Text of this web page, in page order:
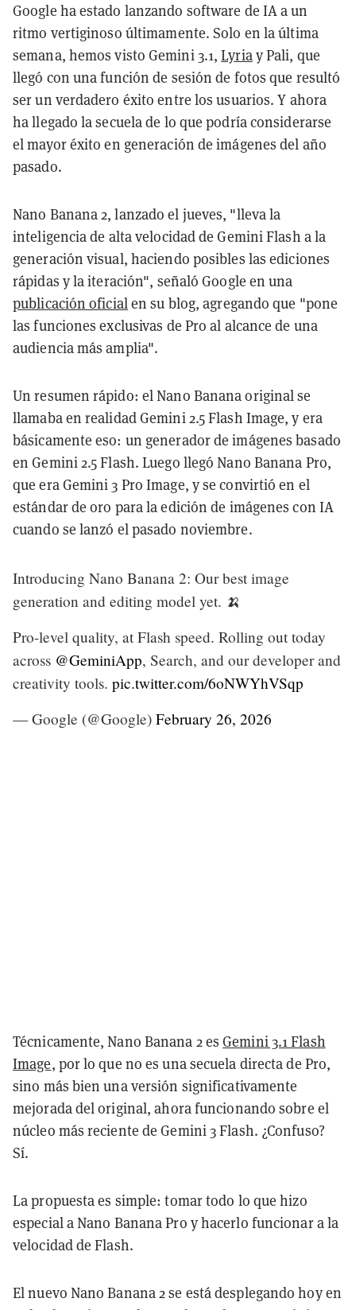
Google ha estado lanzando software de IA a un
ritmo vertiginoso últimamente. Solo en la última
semana, hemos visto Gemini 3.1,Lyriay Pali, que
llegó con una función de sesión de fotos que resultó
ser un verdadero éxito entre los usuarios. Y ahora
ha llegado la secuela de lo que podría considerarse
el mayor éxito en generación de imágenes del año
pasado.
Nano Banana 2, lanzado el jueves, "lleva la
inteligencia de alta velocidad de Gemini Flash a la
generación visual, haciendo posibles las ediciones
rápidas y la iteración", señaló Google en una
publicación oficialen su blog, agregando que "pone
las funciones exclusivas de Pro al alcance de una
audiencia más amplia".
Un resumen rápido: el Nano Banana original se
llamaba en realidad Gemini 2.5 Flash Image, y era
básicamente eso: un generador de imágenes basado
en Gemini 2.5 Flash. Luego llegó Nano Banana Pro,
que era Gemini 3 Pro Image, y se convirtió en el
estándar de oro para la edición de imágenes con IA
cuando se lanzó el pasado noviembre.
Introducing Nano Banana 2: Our best image
generation and editing model yet. 🍌
Pro-level quality, at Flash speed. Rolling out today
across @GeminiApp, Search, and our developer and
creativity tools. pic.twitter.com/6oNWYhVSqp
— Google (@Google) February 26, 2026
Técnicamente, Nano Banana 2 esGemini 3.1 Flash
Image, por lo que no es una secuela directa de Pro,
sino más bien una versión significativamente
mejorada del original, ahora funcionando sobre el
núcleo más reciente de Gemini 3 Flash. ¿Confuso?
Sí.
La propuesta es simple: tomar todo lo que hizo
especial a Nano Banana Pro y hacerlo funcionar a la
velocidad de Flash.
El nuevo Nano Banana 2 se está desplegando hoy en